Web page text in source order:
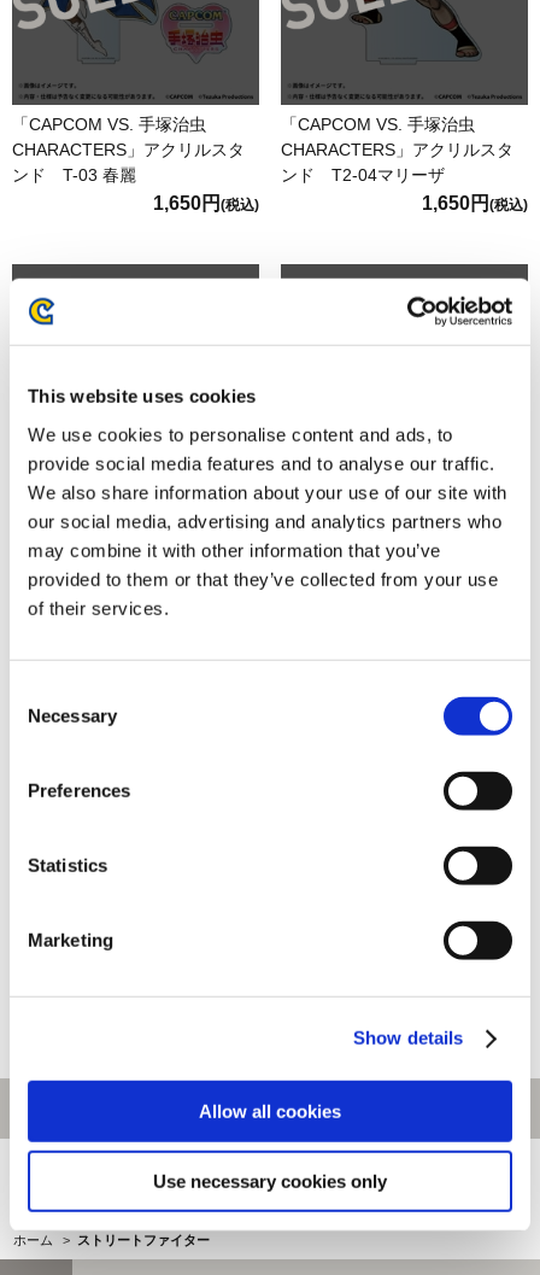
This website uses cookies
We use cookies to personalise content and ads, to
provide social media features and to analyse our traffic.
We also share information about your use of our site with
our social media, advertising and analytics partners who
may combine it with other information that you’ve
provided to them or that they’ve collected from your use
of their services.
Selection
Necessary
Preferences
Statistics
Marketing
Show details
Allow all cookies
Use necessary cookies only
「CAPCOM VS. 手塚治虫
CHARACTERS」アクリルスタ
ンド T-03 春麗
1,650円 (税込)
「CAPCOM VS. 手塚治虫
CHARACTERS」アクリルスタ
ンド T2-04マリーザ
1,650円 (税込)
「CAPCOM VS. 手塚治虫
CHARACTERS」アクリルスタ
ンド T2-05ジェイミー
1,650円
「CAPCOM VS. 手塚治虫
CHARACTERS」吸水陶器コー
スター いんこvsジェイミー
「CAPCOM VS. 手塚治虫
CAPCOM CUP 11 Tシャツ L
ホーム > ストリートファイター